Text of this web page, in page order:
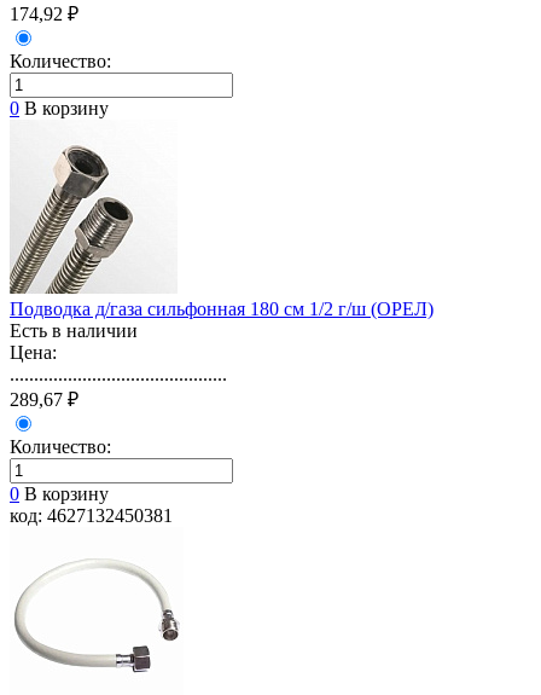
174,92 ₽
Количество:
0 В корзину
Подводка д/газа сильфонная 180 см 1/2 г/ш (ОРЕЛ)
Есть в наличии
Цена:
.............................................
289,67 ₽
Количество:
0 В корзину
код: 4627132450381